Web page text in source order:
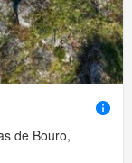
de Bouro,